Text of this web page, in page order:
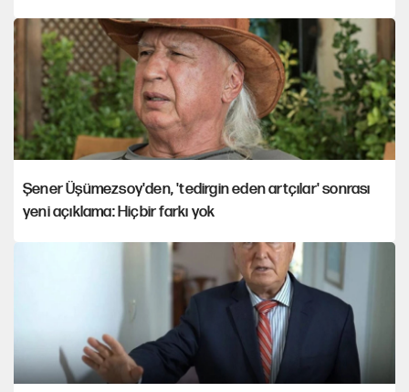
Şener Üşümezsoy'den, 'tedirgin eden artçılar' sonrası
yeni açıklama: Hiçbir farkı yok